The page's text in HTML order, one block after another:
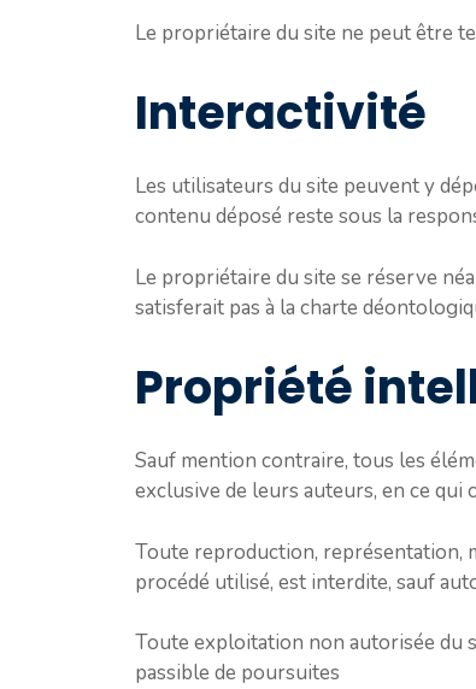
Le propriétaire du site ne peut être
Interactivité
Les utilisateurs du site peuvent y
contenu déposé reste sous la
Le propriétaire du site se réserve
satisferait pas à la charte
Propriété
Sauf mention contraire, tous les
exclusive de leurs auteurs, en ce
Toute reproduction, représentation,
procédé utilisé, est interdite, sauf
Toute exploitation non autorisée du
passible de poursuites